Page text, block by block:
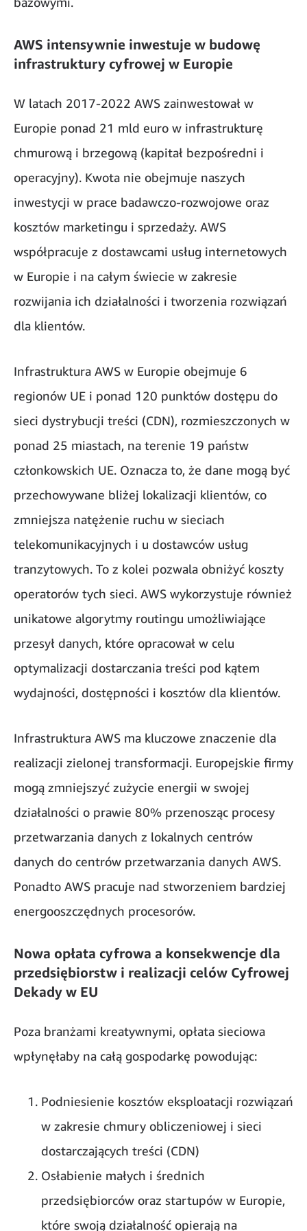
AWS intensywnie inwestuje w budowę
infrastruktury cyfrowej w Europie
W latach 2017-2022 AWS zainwestował w
Europie ponad 21 mld euro w infrastrukturę
chmurową i brzegową (kapitał bezpośredni i
operacyjny). Kwota nie obejmuje naszych
inwestycji w prace badawczo-rozwojowe oraz
kosztów marketingu i sprzedaży. AWS
współpracuje z dostawcami usług internetowych
w Europie i na całym świecie w zakresie
rozwijania ich działalności i tworzenia rozwiązań
dla klientów.
Infrastruktura AWS w Europie obejmuje 6
regionów UE i ponad 120 punktów dostępu do
sieci dystrybucji treści (CDN), rozmieszczonych w
ponad 25 miastach, na terenie 19 państw
członkowskich UE. Oznacza to, że dane mogą być
przechowywane bliżej lokalizacji klientów, co
zmniejsza natężenie ruchu w sieciach
telekomunikacyjnych i u dostawców usług
tranzytowych. To z kolei pozwala obniżyć koszty
operatorów tych sieci. AWS wykorzystuje również
unikatowe algorytmy routingu umożliwiające
przesył danych, które opracował w celu
optymalizacji dostarczania treści pod kątem
wydajności, dostępności i kosztów dla klientów.
Infrastruktura AWS ma kluczowe znaczenie dla
realizacji zielonej transformacji. Europejskie firmy
mogą zmniejszyć zużycie energii w swojej
działalności o prawie 80% przenosząc procesy
przetwarzania danych z lokalnych centrów
danych do centrów przetwarzania danych AWS.
Ponadto AWS pracuje nad stworzeniem bardziej
energooszczędnych procesorów.
Nowa opłata cyfrowa a konsekwencje dla
przedsiębiorstw i realizacji celów Cyfrowej
Dekady w EU
Poza branżami kreatywnymi, opłata sieciowa
wpłynęłaby na całą gospodarkę powodując:
Podniesienie kosztów eksploatacji rozwiązań
w zakresie chmury obliczeniowej i sieci
dostarczających treści (CDN)
Osłabienie małych i średnich
przedsiębiorców oraz startupów w Europie,
które swoją działalność opierają na